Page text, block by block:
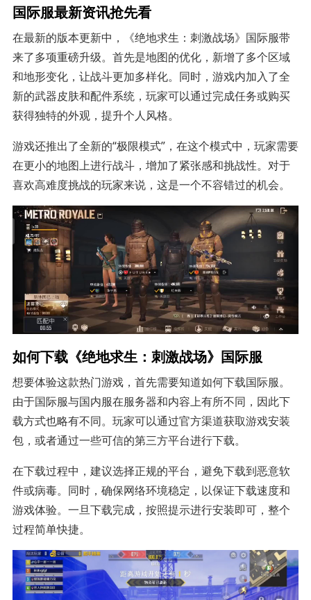
国际服最新资讯抢先看
在最新的版本更新中，《绝地求生：刺激战场》国际服带
来了多项重磅升级。首先是地图的优化，新增了多个区域
和地形变化，让战斗更加多样化。同时，游戏内加入了全
新的武器皮肤和配件系统，玩家可以通过完成任务或购买
获得独特的外观，提升个人风格。
游戏还推出了全新的“极限模式”，在这个模式中，玩家需要
在更小的地图上进行战斗，增加了紧张感和挑战性。对于
喜欢高难度挑战的玩家来说，这是一个不容错过的机会。
如何下载《绝地求生：刺激战场》国际服
想要体验这款热门游戏，首先需要知道如何下载国际服。
由于国际服与国内服在服务器和内容上有所不同，因此下
载方式也略有不同。玩家可以通过官方渠道获取游戏安装
包，或者通过一些可信的第三方平台进行下载。
在下载过程中，建议选择正规的平台，避免下载到恶意软
件或病毒。同时，确保网络环境稳定，以保证下载速度和
游戏体验。一旦下载完成，按照提示进行安装即可，整个
过程简单快捷。